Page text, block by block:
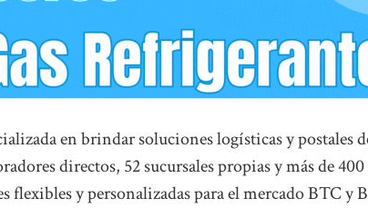
en brindar soluciones logísticas y postales
directos, 52 sucursales propias y más de 400
y personalizadas para el mercado BTC y